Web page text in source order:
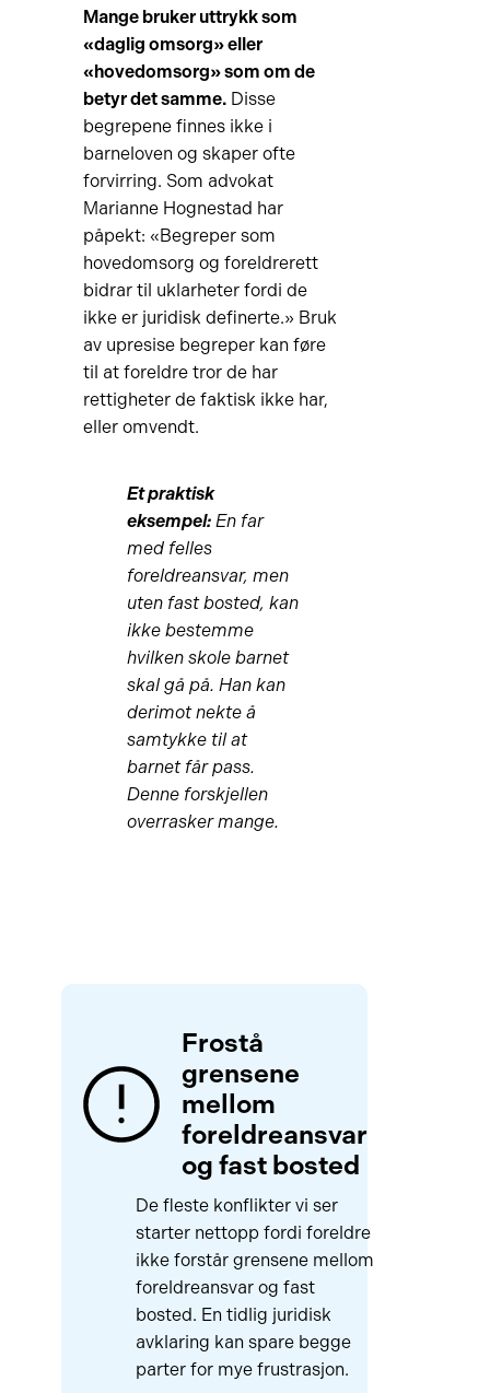
Mange bruker uttrykk som
«daglig omsorg» eller
«hovedomsorg» som om de
betyr det samme.Disse
begrepene finnes ikke i
barneloven og skaper ofte
forvirring. Som advokat
Marianne Hognestad har
påpekt: «Begreper som
hovedomsorg og foreldrerett
bidrar til uklarheter fordi de
ikke er juridisk definerte.» Bruk
av upresise begreper kan føre
til at foreldre tror de har
rettigheter de faktisk ikke har,
eller omvendt.
Et praktisk
eksempel:En far
med felles
foreldreansvar, men
uten fast bosted, kan
ikke bestemme
hvilken skole barnet
skal gå på. Han kan
derimot nekte å
samtykke til at
barnet får pass.
Denne forskjellen
overrasker mange.
Frostå
grensene
mellom
foreldreansvar
og fast bosted
De fleste konflikter vi ser
starter nettopp fordi foreldre
ikke forstår grensene mellom
foreldreansvar og fast
bosted. En tidlig juridisk
avklaring kan spare begge
parter for mye frustrasjon.